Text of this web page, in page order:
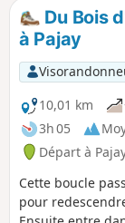
Du Bois
à Pajay
10,01 km
3h 05
Départ à
Cette boucle
pour